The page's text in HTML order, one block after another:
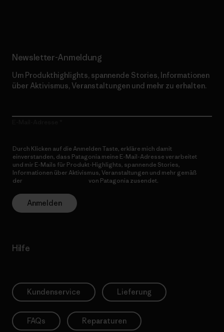
Newsletter-Anmeldung
Um Produkthighlights, spannende Stories, Informationen
über Aktivismus, Veranstaltungen und mehr zu erhalten.
Durch Klicken auf die Anmelden Taste, erkläre mich damit
einverstanden, dass Patagonia meine E-Mail-Adresse verarbeitet
und mir E-Mails für Produkt-Highlights, spannende Stories,
Informationen über Aktivismus, Veranstaltungen und mehr gemäß
der
von Patagonia zusendet.
Anmelden
Hilfe
Kundenservice Lieferung
FAQs Reparaturen